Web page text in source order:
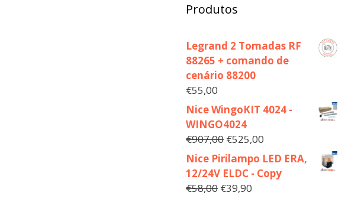
Produtos
Legrand 2 Tomadas RF
88265 + comando de
cenário 88200
€55,00
Nice WingoKIT 4024 -
WINGO4024
€907,00 €525,00
Nice Pirilampo LED ERA,
12/24V ELDC - Copy
€58,00 €39,90